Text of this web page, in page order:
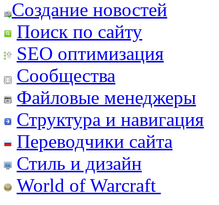
Создание новостей
Поиск по сайту
SEO оптимизация
Сообщества
Файловые менеджеры
Структура и навигация
Переводчики сайта
Стиль и дизайн
World of Warcraft